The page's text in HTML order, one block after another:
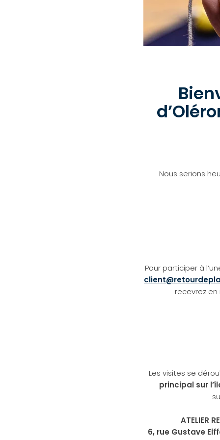
Nous serions
Pour participer à
recevrez
Les visites se
principal sur
ATELIER
6, rue Gustave